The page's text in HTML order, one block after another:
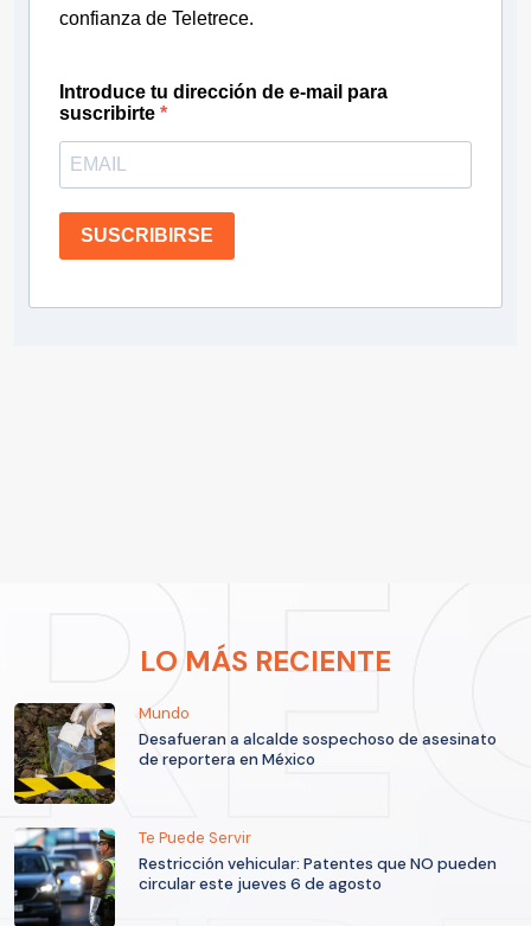
confianza de Teletrece.
Introduce tu dirección de e-mail para
suscribirte
SUSCRIBIRSE
LO MÁS RECIENTE
Mundo
Desafueran a alcalde sospechoso de asesinato
de reportera en México
Te Puede Servir
Restricción vehicular: Patentes que NO pueden
circular este jueves 6 de agosto